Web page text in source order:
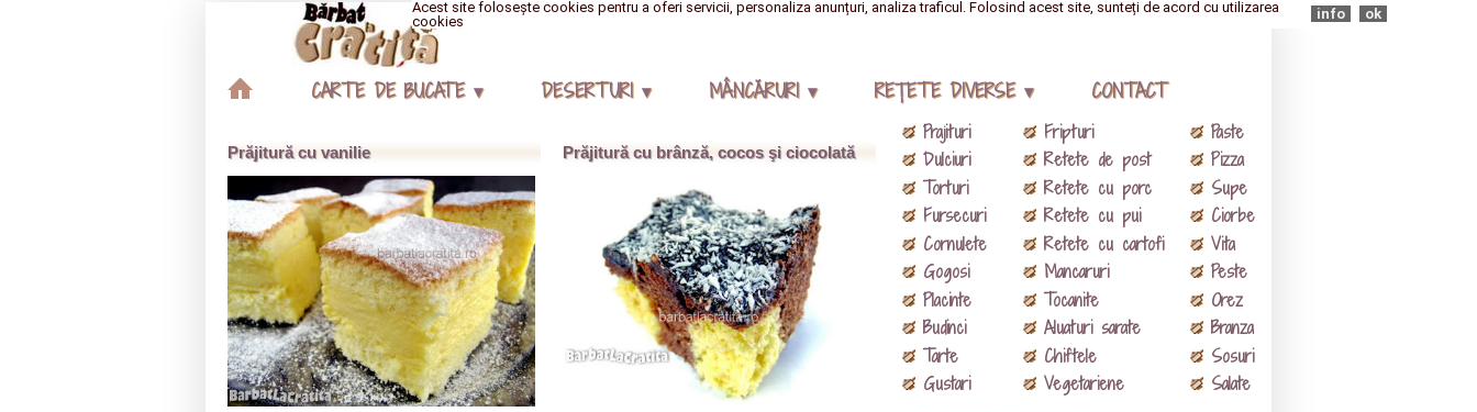
CARTE DE BUCATE ▾ DESERTURI ▾ MÂNCĂRURI ▾ REŢETE DIVERSE ▾ CONTACT
Prăjitură cu vanilie Prăjitură cu brânză, cocos şi ciocolată
Prajituri
Dulciuri
Torturi
Fursecuri
Cornulete
Gogosi
Placinte
Budinci
Tarte
Gustari
Fripturi
Retete de post
Retete cu porc
Retete cu pui
Retete cu cartofi
Mancaruri
Tocanite
Aluaturi sarate
Chiftele
Vegetariene
Paste
Pizza
Supe
Ciorbe
Vita
Peste
Orez
Branza
Sosuri
Salate
Acest site folosește cookies pentru a oferi servicii, personaliza anunțuri, analiza traficul. Folosind acest site, sunteți de acord cu utilizarea
cookies
info ok